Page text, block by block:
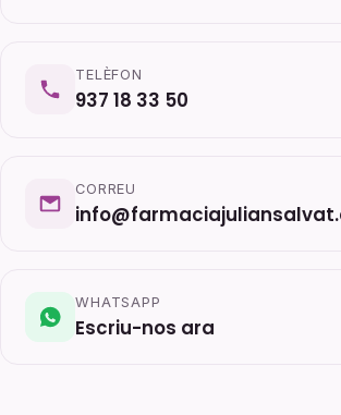
TELÈFON
937 18 33 50
CORREU
WHATSAPP
Escriu-nos ara